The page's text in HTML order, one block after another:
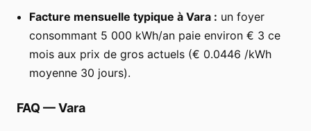
Facture mensuelle typique à Vara : un foyer
consommant 5 000 kWh/an paie environ € 3 ce
mois aux prix de gros actuels (€ 0.0446 /kWh
moyenne 30 jours).
FAQ —Vara